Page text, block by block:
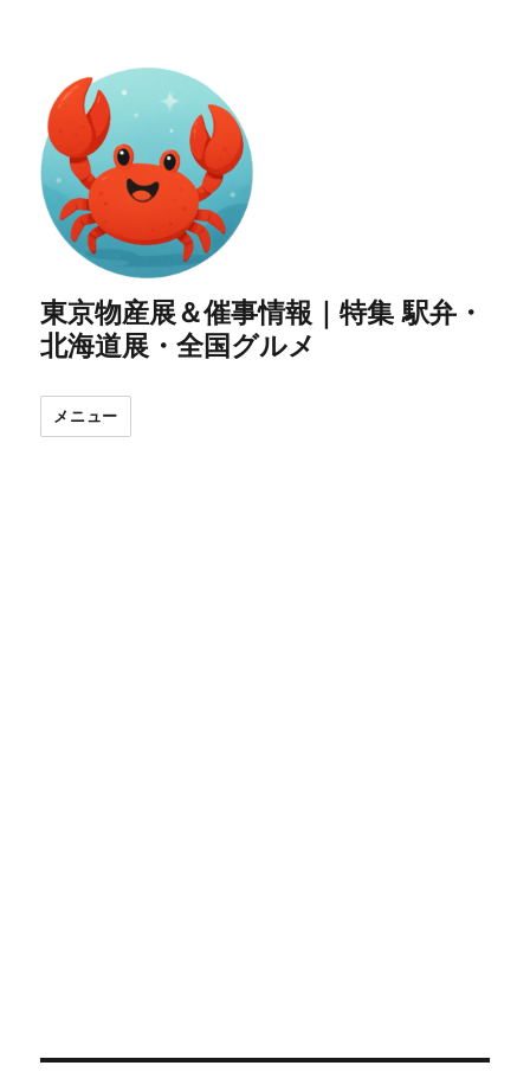
東京物産展＆催事情報｜特集 駅弁・
北海道展・全国グルメ
メニュー